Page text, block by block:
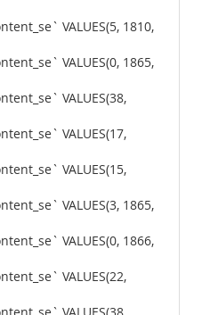
VALUES(5, 1810,
VALUES(0, 1865,
VALUES(38,
VALUES(17,
VALUES(15,
VALUES(3, 1865,
VALUES(0, 1866,
VALUES(22,